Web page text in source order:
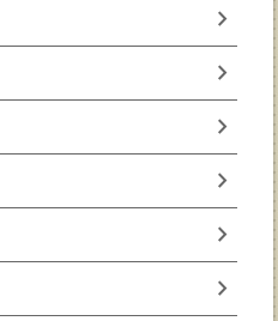
chevron_right
chevron_right
chevron_right
chevron_right
chevron_right
chevron_right